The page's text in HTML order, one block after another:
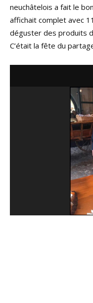
neuchâtelois a fait le
affichait complet avec
déguster des produits
C’était la fête du